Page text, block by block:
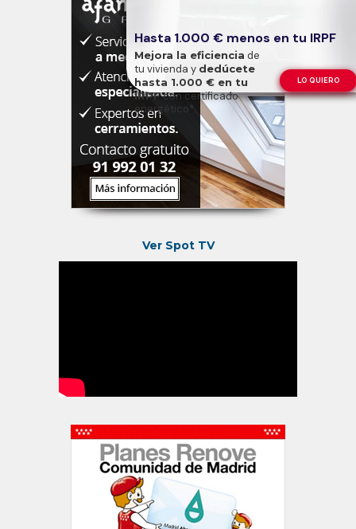
Ver Spot TV
Hasta 1.000 € menos en tu IRPF
Mejora la eficiencia de
tu vivienda y dedúcete
hasta 1.000 € en tu
IRPFcon certificado
energético*.
LO QUIERO